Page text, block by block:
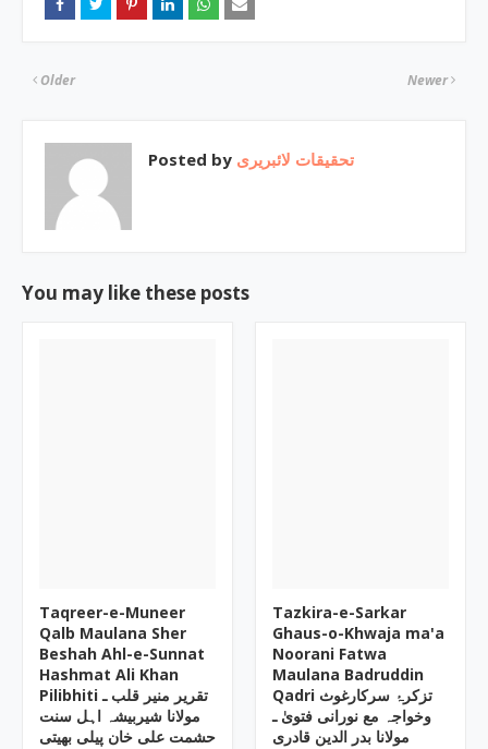
Newer
Older
Posted by تحقیقات لائبریری
You may like these posts
Taqreer-e-Muneer
Qalb Maulana Sher
Beshah Ahl-e-Sunnat
Hashmat Ali Khan
Pilibhiti تقریر منیر قلب ـ
مولانا شیربیشہ اہل سنت
حشمت علی خان پیلی بھیتی
Tazkira-e-Sarkar
Ghaus-o-Khwaja ma'a
Noorani Fatwa
Maulana Badruddin
Qadri تزکرۂ سرکارغوث
وخواجہ مع نورانی فتویٰ ـ
مولانا بدر الدین قادری